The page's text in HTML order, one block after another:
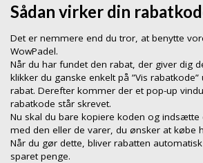
Sådan virker din
Det er nemmere end du tror, at benytte
WowPadel.
Når du har fundet den rabat, der giver dig
klikker du ganske enkelt på ”Vis
rabat. Derefter kommer der et pop-up
rabatkode står skrevet.
Nu skal du bare kopiere koden og indsætte
med den eller de varer, du ønsker at købe
Når du gør dette, bliver rabatten
sparet penge.